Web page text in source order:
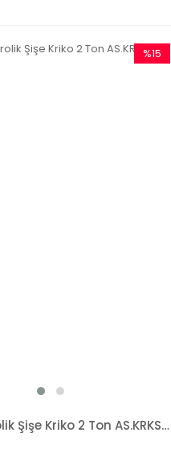
Astor Hidrolik Şişe Kriko 2 Ton AS.KRKS02
%15